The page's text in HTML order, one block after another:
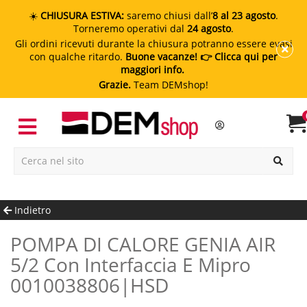
☀️ CHIUSURA ESTIVA: saremo chiusi dall’8 al 23 agosto.
Torneremo operativi dal 24 agosto.
Gli ordini ricevuti durante la chiusura potranno essere evasi
con qualche ritardo. Buone vacanze! 👉 Clicca qui per
maggiori info.
Grazie. Team DEMshop!
Indietro
POMPA DI CALORE GENIA AIR
5/2 Con Interfaccia E Mipro
0010038806|HSD